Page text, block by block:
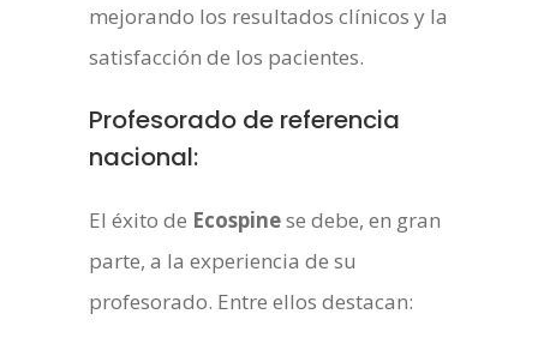
mejorando los resultados clínicos y la
satisfacción de los pacientes.
Profesorado de referencia
nacional:
El éxito de Ecospinese debe, en gran
parte, a la experiencia de su
profesorado. Entre ellos destacan: